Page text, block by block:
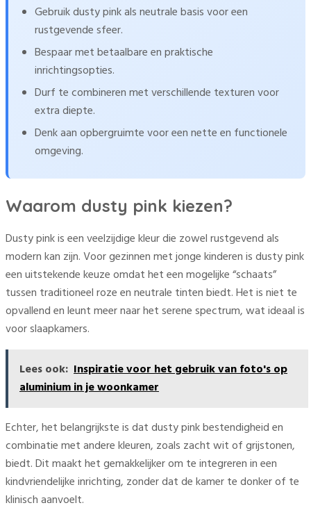
Gebruik dusty pink als neutrale basis voor een
rustgevende sfeer.
Bespaar met betaalbare en praktische
inrichtingsopties.
Durf te combineren met verschillende texturen voor
extra diepte.
Denk aan opbergruimte voor een nette en functionele
omgeving.
Waarom dusty pink kiezen?
Dusty pink is een veelzijdige kleur die zowel rustgevend als
modern kan zijn. Voor gezinnen met jonge kinderen is dusty pink
een uitstekende keuze omdat het een mogelijke “schaats”
tussen traditioneel roze en neutrale tinten biedt. Het is niet te
opvallend en leunt meer naar het serene spectrum, wat ideaal is
voor slaapkamers.
Lees ook: Inspiratie voor het gebruik van foto's op
aluminium in je woonkamer
Echter, het belangrijkste is dat dusty pink bestendigheid en
combinatie met andere kleuren, zoals zacht wit of grijstonen,
biedt. Dit maakt het gemakkelijker om te integreren in een
kindvriendelijke inrichting, zonder dat de kamer te donker of te
klinisch aanvoelt.